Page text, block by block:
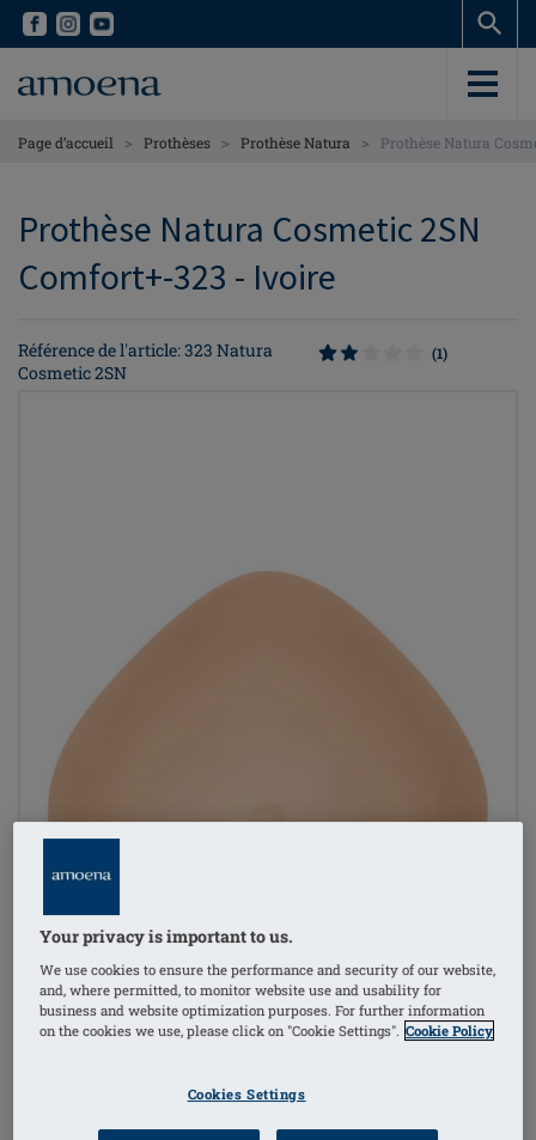
Skip
content
Skip
content
Page d’accueil > Prothèses > Prothèse Natura > Prothèse Natura
Prothèse Natura Cosmetic 2SN
Comfort+-323 - Ivoire
Référence de l'article: 323 Natura
Cosmetic 2SN
(1)
Your privacy is important to us.
We use cookies to ensure the performance and security of our website,
and, where permitted, to monitor website use and usability for
business and website optimization purposes. For further information
on the cookies we use, please click on "Cookie Settings". Cookie Policy
Cookies Settings